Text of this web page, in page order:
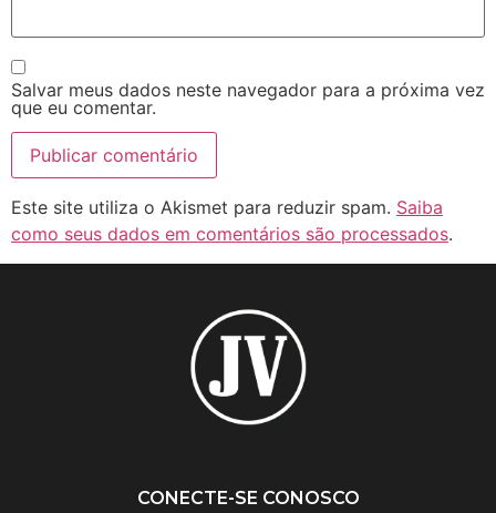
Salvar meus dados neste navegador para a próxima vez
que eu comentar.
Este site utiliza o Akismet para reduzir spam. Saiba
como seus dados em comentários são processados.
CONECTE-SE CONOSCO